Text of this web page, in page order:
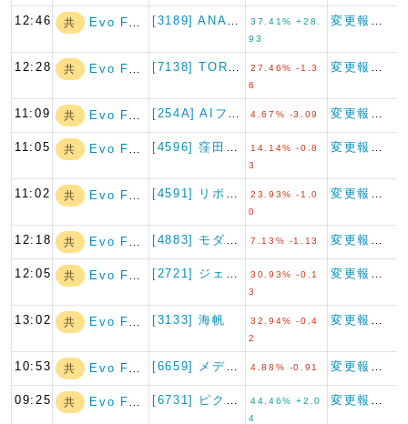
12:46 共 Evo Fund
37.41% +28.
93
12:28 共 Evo Fund
27.46% -1.3
6
11:09 共 Evo Fund 4.67% -3.09
11:05 共 Evo Fund
14.14% -0.8
3
11:02 共 Evo Fund
23.93% -1.0
0
12:18 共 Evo Fund 7.13% -1.13
12:05 共 Evo Fund
30.93% -0.1
3
13:02 共 Evo Fund [3133] 海帆
32.94% -0.4
2
10:53 共 Evo Fund 4.88% -0.91
09:25 共 Evo Fund
44.46% +2.0
4